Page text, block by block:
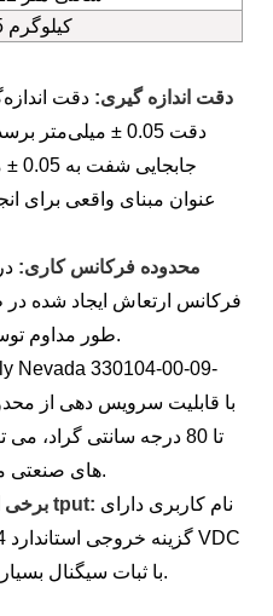
0.25 کیلوگرم
دقت اندازه گیری: دقت
دقت 0.05 ±
عنوان مبنای واقعی برای
محدوده فرکانس کاری:
فرکانس ارتعاش ایجاد شده
طور مداوم توسط این سیستم کنترل می شود.
Nevada 330104-00-09-
تا 80 درجه سانتی گراد،
های صنعتی مختلف به دقت اندازه گیری کند.
برخی سیگنال های tput: نام کاربری دارای
با ثبات سیگنال بسیار بالا و قابلیت اطمینان بالا است.